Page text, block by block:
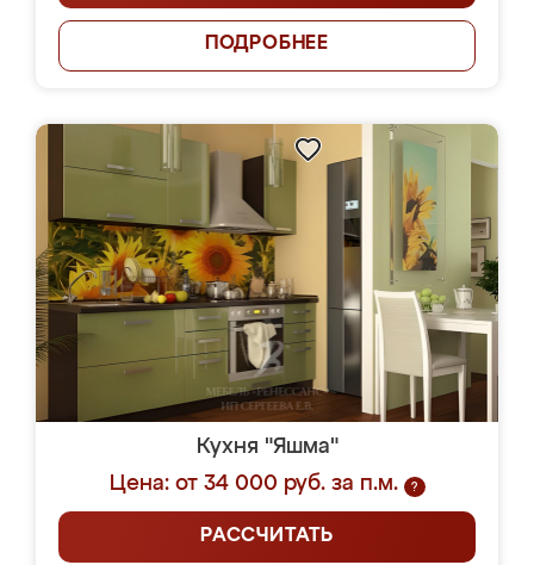
ПОДРОБНЕЕ
Кухня "Яшма"
Цена: от 34 000 руб. за п.м.
?
РАССЧИТАТЬ